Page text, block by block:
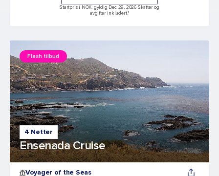
Startpris i NOK, gyldig Dec 29, 2026 Skatter og
avgifter inkludert.*
4 Netter
Ensenada Cruise
Flash tilbud
Voyager of the Seas